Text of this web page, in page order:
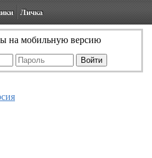
Личка
на мобильную версию